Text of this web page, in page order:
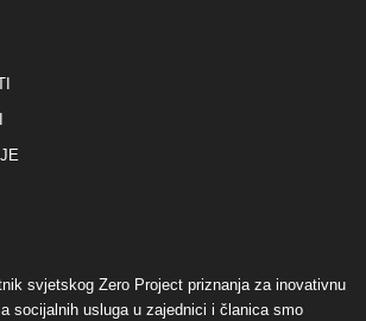
svjetskog Zero Project priznanja za inovativnu
socijalnih usluga u zajednici i članica smo